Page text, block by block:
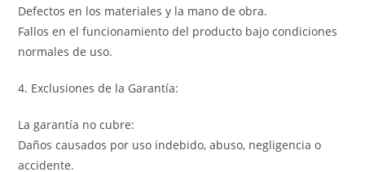
Defectos en los materiales y la mano de obra.
Fallos en el funcionamiento del producto bajo condiciones
normales de uso.
4. Exclusiones de la Garantía:
La garantía no cubre:
Daños causados por uso indebido, abuso, negligencia o
accidente.